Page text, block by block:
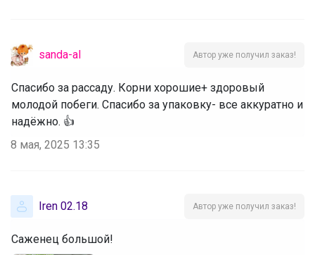
sanda-al Автор уже получил заказ!
Спасибо за рассаду. Корни хорошие+ здоровый
молодой побеги. Спасибо за упаковку- все аккуратно и
надёжно. 👍
8 мая, 2025 13:35
Iren 02.18 Автор уже получил заказ!
Саженец большой!